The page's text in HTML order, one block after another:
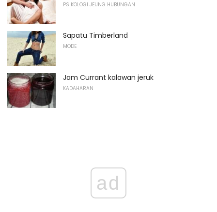
PSIKOLOGI JEUNG HUBUNGAN
Sapatu Timberland
MODE
Jam Currant kalawan jeruk
KADAHARAN
ad